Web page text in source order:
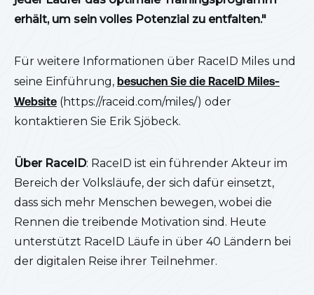
erhält, um sein volles Potenzial zu entfalten."
Für weitere Informationen über RaceID Miles und
seine Einführung, besuchen Sie die RaceID Miles-
Website (https://raceid.com/miles/) oder
kontaktieren Sie Erik Sjöbeck.
Über RaceID: RaceID ist ein führender Akteur im
Bereich der Volksläufe, der sich dafür einsetzt,
dass sich mehr Menschen bewegen, wobei die
Rennen die treibende Motivation sind. Heute
unterstützt RaceID Läufe in über 40 Ländern bei
der digitalen Reise ihrer Teilnehmer.